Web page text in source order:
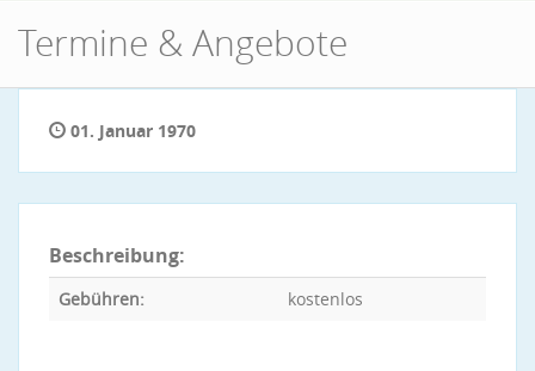
Termine & Angebote
01. Januar 1970
Beschreibung:
Gebühren: kostenlos